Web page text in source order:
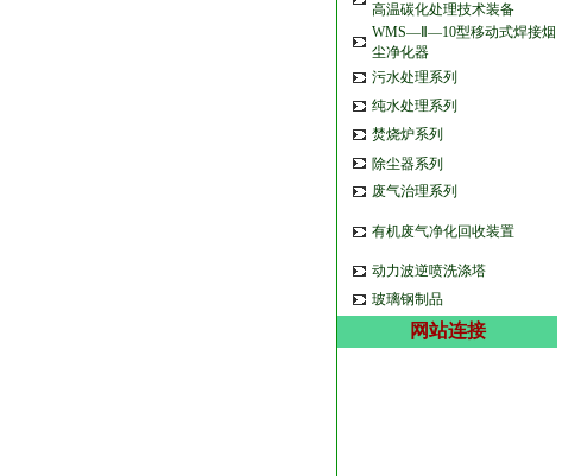
高温碳化处理技术装备
WMS—Ⅱ—10型移动式焊接烟
尘净化器
污水处理系列
纯水处理系列
焚烧炉系列
除尘器系列
废气治理系列
有机废气净化回收装置
动力波逆喷洗涤塔
玻璃钢制品
网站连接